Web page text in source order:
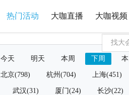
热门活动 大咖直播 大咖视频
今天 明天 本周 下周
北京(798) 杭州(704) 上海(451)
武汉(31) 厦门(24) 长沙(22)